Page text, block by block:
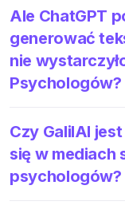
Ale ChatGPT
generować
nie
Psychologów?
Czy GalilAI
się w mediach
psychologów?